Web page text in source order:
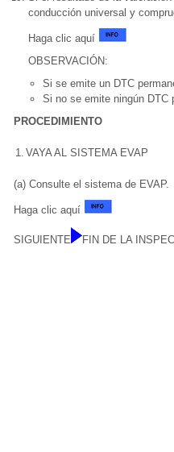
conducción universal y
Haga clic aquí
OBSERVACIÓN:
Si se emite un DTC
Si no se emite ningún DTC
PROCEDIMIENTO
1. VAYA AL SISTEMA EVAP
(a) Consulte el sistema de EVAP.
Haga clic aquí
SIGUIENTE FIN DE LA